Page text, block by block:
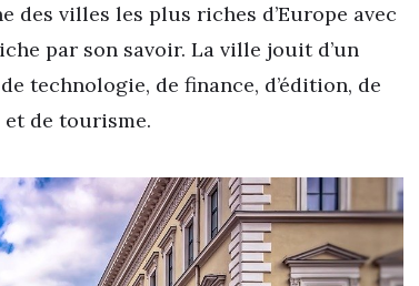
des villes les plus riches d’Europe avec
par son savoir. La ville jouit d’un
technologie, de finance, d’édition, de
et de tourisme.